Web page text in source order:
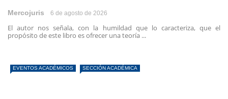
Mercojuris 6 de agosto de 2026
El autor nos señala, con la humildad que lo caracteriza, que el
propósito de este libro es ofrecer una teoría ...
EVENTOS ACADÉMICOS SECCIÓN ACADÉMICA